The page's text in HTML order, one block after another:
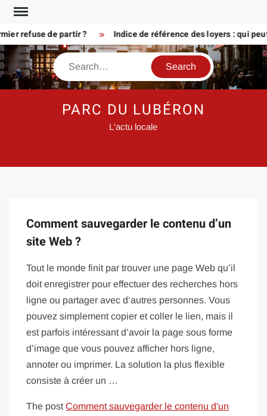
Skip
contentrefuse de partir ? Indice de référence des loyers : qui
Search
PARC DU LUBÉRON
L'actu locale
Comment sauvegarder le contenu d’un
site Web ?
Tout le monde finit par trouver une page Web qu’il
doit enregistrer pour effectuer des recherches hors
ligne ou partager avec d’autres personnes. Vous
pouvez simplement copier et coller le lien, mais il
est parfois intéressant d’avoir la page sous forme
d’image que vous pouvez afficher hors ligne,
annoter ou imprimer. La solution la plus flexible
consiste à créer un …
The postComment sauvegarder le contenu d'un